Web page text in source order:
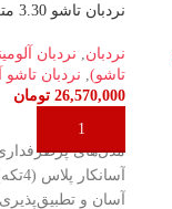
نردبان تاشو 3.30 متر آسانکار پلاس (4تکه)
نردبان نردبان
تاشو) نردبان تاشو
26,570,000 تومان
افزودن به سبد خرید
آسان و تطبیق‌پذیری